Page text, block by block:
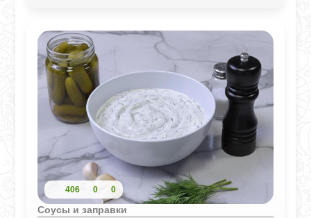
406 0 0
Соусы и заправки